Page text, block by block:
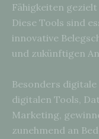
Fähigkeiten
Diese Tools sind
innovative
und zukünftigen
Besonders
digitalen Tools,
Marketing,
zunehmend an